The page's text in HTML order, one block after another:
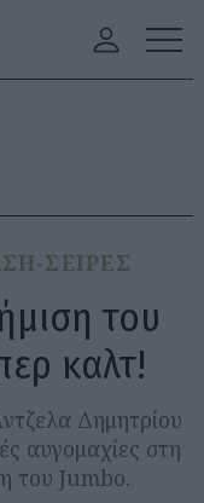
ΣΕΙΡΕΣ
του
καλτ!
Δημητρίου
αυγομαχίες στη
του Jumbo.